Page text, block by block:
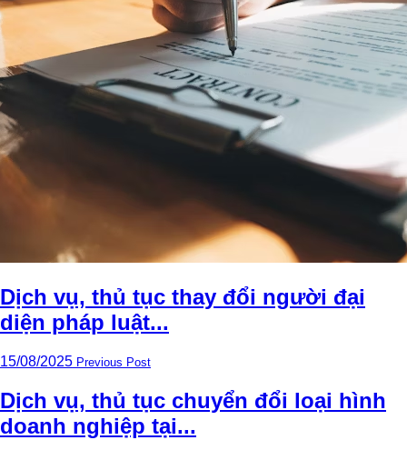
Dịch vụ, thủ tục thay đổi người đại
diện pháp luật...
15/08/2025 Previous Post
Dịch vụ, thủ tục chuyển đổi loại hình
doanh nghiệp tại...